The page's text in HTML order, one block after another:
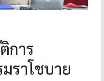
การ
ราโชบาย